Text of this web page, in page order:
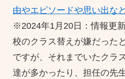
由やエピソードや思い出な
※2024年1月20日：情報更
校のクラス替えが嫌だった
ですが、それまでいたクラ
達が多かったり、担任の先